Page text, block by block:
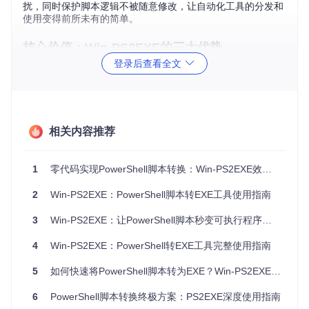
扰，同时保护脚本逻辑不被随意修改，让自动化工具的分发和
使用变得前所未有的简单。
核心价值：Win-PS2EXE的三大优势
跨环境兼容性：一次转换，到处运行
行策略。
需点击几下鼠标即可完成复杂任务，特别适合技术背景较弱的
源码保护：保护知识产权的实用方案
对于商业场景或内部敏感脚本，转换为EXE格式能有效防止源
操作流程：四步完成脚本到EXE的转换
登录后查看全文
相关内容推荐
1 零代码实现PowerShell脚本转换：Win-PS2EXE效率革命指南
2 Win-PS2EXE：PowerShell脚本转EXE工具使用指南
3 Win-PS2EXE：让PowerShell脚本秒变可执行程序的零门槛工具
4 Win-PS2EXE：PowerShell转EXE工具完整使用指南
5 如何快速将PowerShell脚本转为EXE？Win-PS2EXE图形化工具完全指南
6 PowerShell脚本转换终极方案：PS2EXE深度使用指南